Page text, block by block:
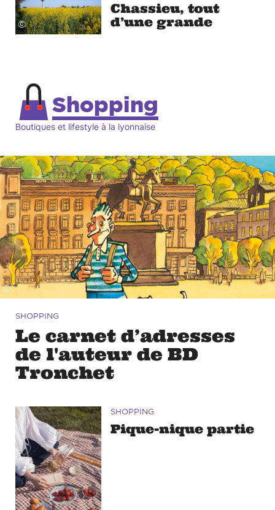
©
Chassieu, tout
d’une grande
Shopping
Boutiques et lifestyle à la lyonnaise
©
SHOPPING
Le carnet d’adresses
de l'auteur de BD
Tronchet
SHOPPING
Pique-nique partie